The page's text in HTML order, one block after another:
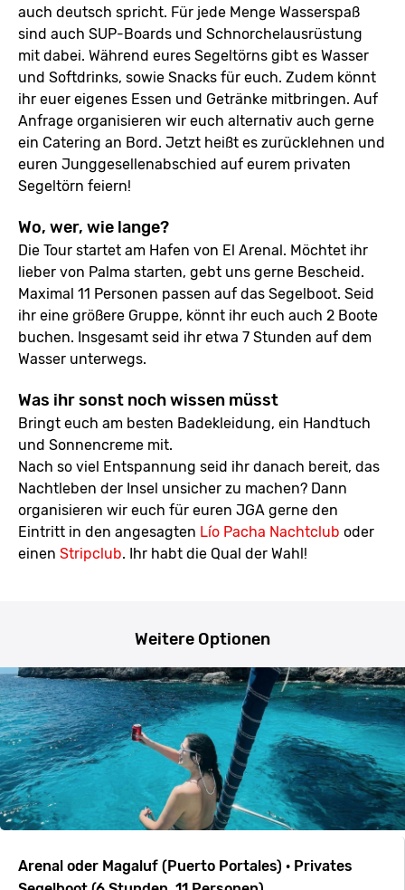
auch deutsch spricht. Für jede Menge Wasserspaß
sind auch SUP-Boards und Schnorchelausrüstung
mit dabei. Während eures Segeltörns gibt es Wasser
und Softdrinks, sowie Snacks für euch. Zudem könnt
ihr euer eigenes Essen und Getränke mitbringen. Auf
Anfrage organisieren wir euch alternativ auch gerne
ein Catering an Bord. Jetzt heißt es zurücklehnen und
euren Junggesellenabschied auf eurem privaten
Segeltörn feiern!
Wo, wer, wie lange?
Die Tour startet am Hafen von El Arenal. Möchtet ihr
lieber von Palma starten, gebt uns gerne Bescheid.
Maximal 11 Personen passen auf das Segelboot. Seid
ihr eine größere Gruppe, könnt ihr euch auch 2 Boote
buchen. Insgesamt seid ihr etwa 7 Stunden auf dem
Wasser unterwegs.
Was ihr sonst noch wissen müsst
Bringt euch am besten Badekleidung, ein Handtuch
und Sonnencreme mit.
Nach so viel Entspannung seid ihr danach bereit, das
Nachtleben der Insel unsicher zu machen? Dann
organisieren wir euch für euren JGA gerne den
Eintritt in den angesagten Lío Pacha Nachtclub oder
einen Stripclub. Ihr habt die Qual der Wahl!
Weitere Optionen
Arenal oder Magaluf (Puerto Portales) · Privates